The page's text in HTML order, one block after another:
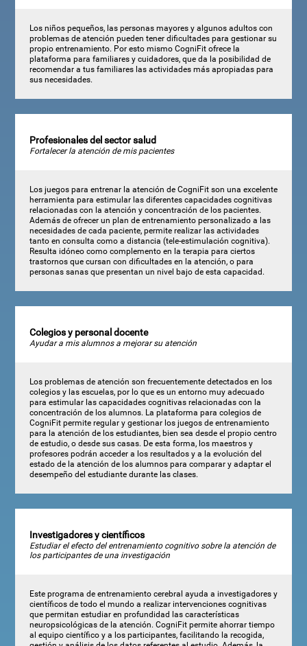
Los niños pequeños, las personas mayores y algunos adultos con
problemas de atención pueden tener dificultades para gestionar su
propio entrenamiento. Por esto mismo CogniFit ofrece la
plataforma para familiares y cuidadores, que da la posibilidad de
recomendar a tus familiares las actividades más apropiadas para
sus necesidades.
Profesionales del sector salud
Fortalecer la atención de mis pacientes
Los juegos para entrenar la atención de CogniFit son una excelente
herramienta para estimular las diferentes capacidades cognitivas
relacionadas con la atención y concentración de los pacientes.
Además de ofrecer un plan de entrenamiento personalizado a las
necesidades de cada paciente, permite realizar las actividades
tanto en consulta como a distancia (tele-estimulación cognitiva).
Resulta idóneo como complemento en la terapia para ciertos
trastornos que cursan con dificultades en la atención, o para
personas sanas que presentan un nivel bajo de esta capacidad.
Colegios y personal docente
Ayudar a mis alumnos a mejorar su atención
Los problemas de atención son frecuentemente detectados en los
colegios y las escuelas, por lo que es un entorno muy adecuado
para estimular las capacidades cognitivas relacionadas con la
concentración de los alumnos. La plataforma para colegios de
CogniFit permite regular y gestionar los juegos de entrenamiento
para la atención de los estudiantes, bien sea desde el propio centro
de estudio, o desde sus casas. De esta forma, los maestros y
profesores podrán acceder a los resultados y a la evolución del
estado de la atención de los alumnos para comparar y adaptar el
desempeño del estudiante durante las clases.
Investigadores y científicos
Estudiar el efecto del entrenamiento cognitivo sobre la atención de
los participantes de una investigación
Este programa de entrenamiento cerebral ayuda a investigadores y
científicos de todo el mundo a realizar intervenciones cognitivas
que permitan estudiar en profundidad las características
neuropsicológicas de la atención. CogniFit permite ahorrar tiempo
al equipo científico y a los participantes, facilitando la recogida,